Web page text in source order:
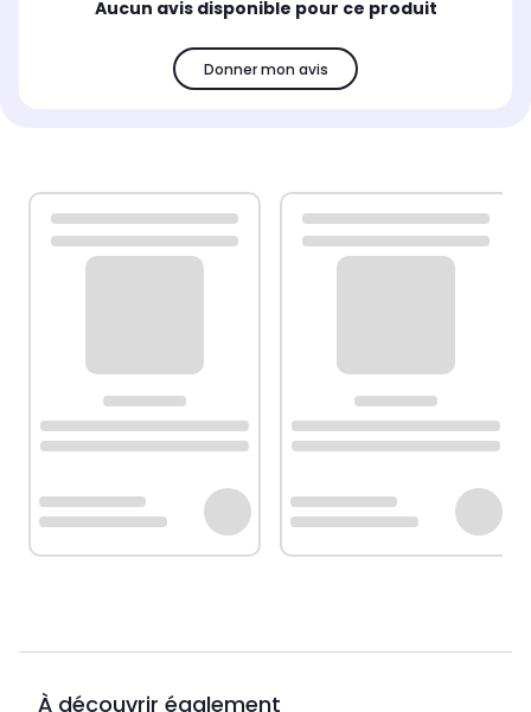
Aucun avis disponible pour ce produit
Donner mon avis
À découvrir également